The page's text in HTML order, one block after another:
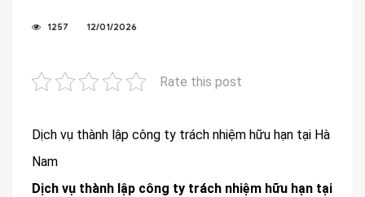
1257 12/01/2026
Rate this post
Dịch vụ thành lập công ty trách nhiệm hữu hạn tại Hà
Nam
Dịch vụ thành lập công ty trách nhiệm hữu hạn tại